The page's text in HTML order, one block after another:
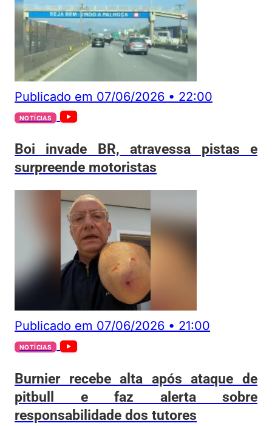
Publicado em 07/06/2026 • 22:00
NOTÍCIAS
Boi invade BR, atravessa pistas e
surpreende motoristas
Publicado em 07/06/2026 • 21:00
NOTÍCIAS
Burnier recebe alta após ataque de
pitbull e faz alerta sobre
responsabilidade dos tutores